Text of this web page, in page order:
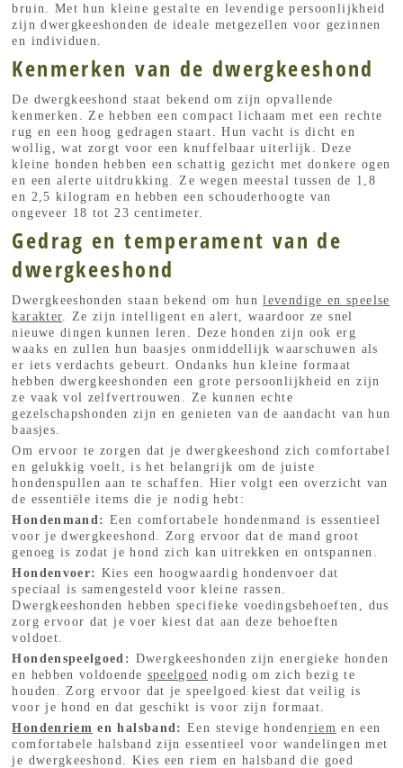
bruin. Met hun kleine gestalte en levendige persoonlijkheid
zijn dwergkeeshonden de ideale metgezellen voor gezinnen
en individuen.
Kenmerken van de dwergkeeshond
De dwergkeeshond staat bekend om zijn opvallende
kenmerken. Ze hebben een compact lichaam met een rechte
rug en een hoog gedragen staart. Hun vacht is dicht en
wollig, wat zorgt voor een knuffelbaar uiterlijk. Deze
kleine honden hebben een schattig gezicht met donkere ogen
en een alerte uitdrukking. Ze wegen meestal tussen de 1,8
en 2,5 kilogram en hebben een schouderhoogte van
ongeveer 18 tot 23 centimeter.
Gedrag en temperament van de
dwergkeeshond
Dwergkeeshonden staan bekend om hunlevendige en speelse
karakter . Ze zijn intelligent en alert, waardoor ze snel
nieuwe dingen kunnen leren. Deze honden zijn ook erg
waaks en zullen hun baasjes onmiddellijk waarschuwen als
er iets verdachts gebeurt. Ondanks hun kleine formaat
hebben dwergkeeshonden een grote persoonlijkheid en zijn
ze vaak vol zelfvertrouwen. Ze kunnen echte
gezelschapshonden zijn en genieten van de aandacht van hun
baasjes.
Om ervoor te zorgen dat je dwergkeeshond zich comfortabel
en gelukkig voelt, is het belangrijk om de juiste
hondenspullen aan te schaffen. Hier volgt een overzicht van
de essentiële items die je nodig hebt:
Hondenmand: Een comfortabele hondenmand is essentieel
voor je dwergkeeshond. Zorg ervoor dat de mand groot
genoeg is zodat je hond zich kan uitrekken en ontspannen.
Hondenvoer: Kies een hoogwaardig hondenvoer dat
speciaal is samengesteld voor kleine rassen.
Dwergkeeshonden hebben specifieke voedingsbehoeften, dus
zorg ervoor dat je voer kiest dat aan deze behoeften
voldoet.
Hondenspeelgoed: Dwergkeeshonden zijn energieke honden
en hebben voldoende speelgoed nodig om zich bezig te
houden. Zorg ervoor dat je speelgoed kiest dat veilig is
voor je hond en dat geschikt is voor zijn formaat.
Hondenriem en halsband: Een stevige honden riem en een
comfortabele halsband zijn essentieel voor wandelingen met
je dwergkeeshond. Kies een riem en halsband die goed